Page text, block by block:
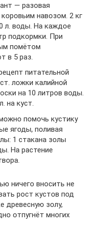
— разовая
навозом. 2 кг
л. воды. На каждое
подкормки. При
помётом
в 5 раз.
питательной
ложки калийной
на 10 литров воды.
на куст.
помочь кустику
ягоды, поливая
1 стакана золы
На растение
ничего вносить не
рост кустов под
древесную золу,
отпугнёт многих